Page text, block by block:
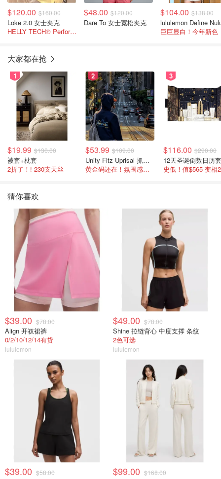
$120.00 $160.00
Loke 2.0 女士夹克
HELLY TECH® Performance，图片类似款
$48.00 $120.00
Dare To 女士宽松夹克
$104.00 $138.00
巨巨显白！今年新色
大家都在抢
1
$19.99 $130.00
被套+枕套
2折了！! 230支天丝
2
$53.99 $109.00
Unity Fitz Uprisal 抓绒卫衣
黄金码还在！氛围感之神
3
$116.00 $290.00
12天圣诞倒数日历
史低！值$565 变相
猜你喜欢
$39.00 $78.00
Align 开衩裙裤
0/2/10/12/14有货
lululemon
$49.00 $78.00
Shine 拉链背心 中度支撑 条纹
2色可选
lululemon
$39.00 $58.00 $99.00 $168.00